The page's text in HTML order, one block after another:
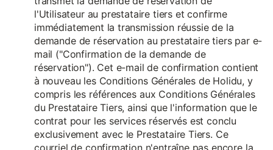
l'Utilisateur au prestataire tiers et confirme
immédiatement la transmission réussie de la
demande de réservation au prestataire tiers par e-
mail ("Confirmation de la demande de
réservation"). Cet e-mail de confirmation contient
à nouveau les Conditions Générales de Holidu, y
compris les références aux Conditions Générales
du Prestataire Tiers, ainsi que l'information que le
contrat pour les services réservés est conclu
exclusivement avec le Prestataire Tiers. Ce